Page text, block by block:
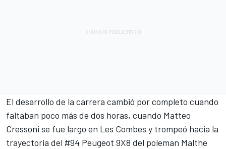
El desarrollo de la carrera cambió por completo cuando
faltaban poco más de dos horas, cuando Matteo
Cressoni se fue largo en Les Combes y trompeó hacia la
trayectoria del #94 Peugeot 9X8 del poleman Malthe